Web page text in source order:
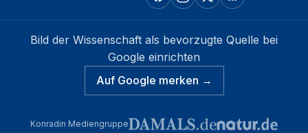
Bild der Wissenschaft als bevorzugte Quelle bei
Google einrichten
Auf Google merken →
Konradin Mediengruppe